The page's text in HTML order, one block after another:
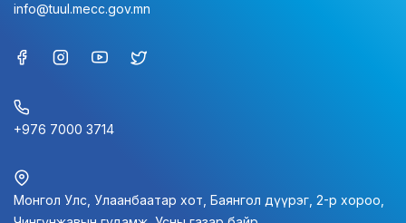
info@tuul.mecc.gov.mn
+976 7000 3714
Монгол Улс, Улаанбаатар хот, Баянгол дүүрэг, 2-р хороо,